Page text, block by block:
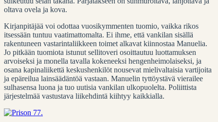
oltava ovela ja kova.
Kirjanpitäjää voi odottaa vuosikymmenten tuomio, vaikka rikos
itsessään tuntuu vaatimattomalta. Ei ihme, että vankilan sisällä
rakentuneen vastarintaliikkeen toimet alkavat kiinnostaa Manuelia.
Jo pitkään tuomiota istunut sellitoveri osoittautuu luottamuksen
arvoiseksi ja monella tavalla kokeneeksi hengenheimolaiseksi, ja
osana kapinaliikettä keskushenkilöt nousevat mielivaltaisia vartijoita
ja epäreilua lainsäädäntöä vastaan. Manuelin tyttöystävä vierailee
sulhasensa luona ja tuo uutisia vankilan ulkopuolelta. Poliittista
järjestelmää vastustava liikehdintä kiihtyy kaikkialla.